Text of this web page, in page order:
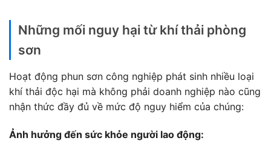
Những mối nguy hại từ khí thải phòng
sơn
Hoạt động phun sơn công nghiệp phát sinh nhiều loại
khí thải độc hại mà không phải doanh nghiệp nào cũng
nhận thức đầy đủ về mức độ nguy hiểm của chúng:
Ảnh hưởng đến sức khỏe người lao động: